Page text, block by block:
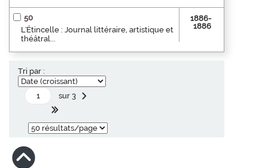
50
L'Étincelle : Journal littéraire, artistique et
théâtral...
1886-
1886
Tri par :
sur 3